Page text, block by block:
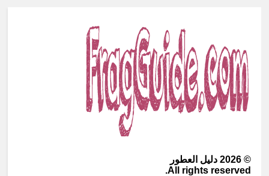
©
2026 دليل العطور
All rights reserved.